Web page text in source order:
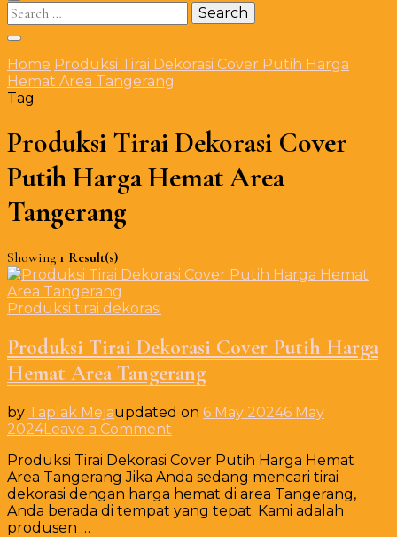
Search
for:
Home Produksi Tirai Dekorasi Cover Putih Harga
Hemat Area Tangerang
Tag
Produksi Tirai Dekorasi Cover
Putih Harga Hemat Area
Tangerang
Showing 1 Result(s)
Produksi tirai dekorasi
Produksi Tirai Dekorasi Cover Putih Harga
Hemat Area Tangerang
by Taplak Mejaupdated on 6 May 20246 May
2024Leave a Comment
Tirai
Dekorasi
Cover
Putih
Produksi Tirai Dekorasi Cover Putih Harga Hemat
Area Tangerang Jika Anda sedang mencari tirai
dekorasi dengan harga hemat di area Tangerang,
Anda berada di tempat yang tepat. Kami adalah
produsen …